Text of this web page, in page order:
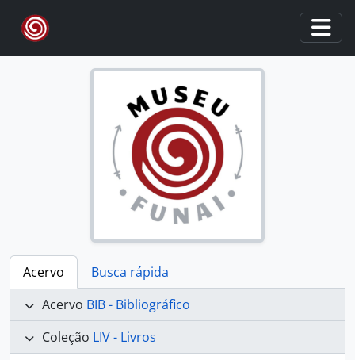
Skip to main content
Acervo
Busca rápida
Acervo BIB - Bibliográfico
Coleção LIV - Livros